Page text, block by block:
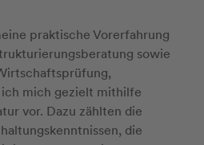
praktische Vorerfahrung
sowie
mich gezielt mithilfe
vor. Dazu zählten die
die